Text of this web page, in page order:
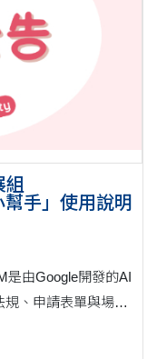
手」使用說明
是由Google開發的AI
規、申請表單與場
讓同學能用提問的方